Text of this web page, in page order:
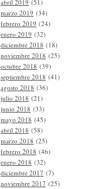
abril 2019 (51)
marzo 2019 (34)
febrero 2019 (24)
enero 2019 (32)
diciembre 2018 (18)
noviembre 2018 (25)
octubre 2018 (39)
septiembre 2018 (41)
agosto 2018 (36)
julio 2018 (21)
junio 2018 (33)
mayo 2018 (45)
abril 2018 (58)
marzo 2018 (25)
febrero 2018 (46)
enero 2018 (32)
diciembre 2017 (7)
noviembre 2017 (25)